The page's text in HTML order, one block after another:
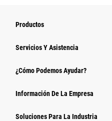
Productos
Servicios Y Asistencia
¿Cómo Podemos Ayudar?
Información De La Empresa
Soluciones Para La Industria